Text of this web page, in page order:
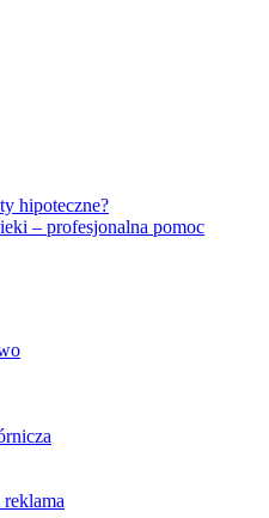
hipoteczne?
– profesjonalna pomoc